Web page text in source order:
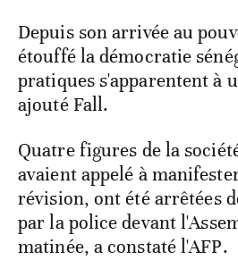
Depuis son arrivée au
étouffé la démocratie
pratiques s'apparentent à
ajouté Fall.
Quatre figures de la
avaient appelé à
révision, ont été arrêtées
par la police devant
matinée, a constaté l'AFP.